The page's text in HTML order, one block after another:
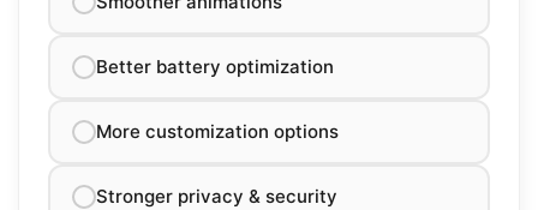
Better battery optimization
More customization options
Stronger privacy & security